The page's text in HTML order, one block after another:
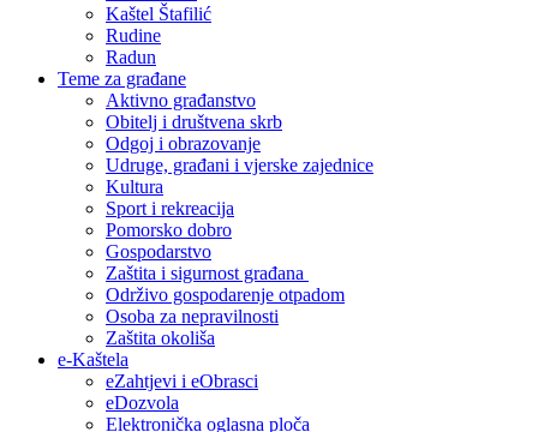
Kaštel Štafilić
Rudine
Radun
Teme za građane
Aktivno građanstvo
Obitelj i društvena skrb
Odgoj i obrazovanje
Udruge, građani i vjerske zajednice
Kultura
Sport i rekreacija
Pomorsko dobro
Gospodarstvo
Zaštita i sigurnost građana
Održivo gospodarenje otpadom
Osoba za nepravilnosti
Zaštita okoliša
e-Kaštela
eZahtjevi i eObrasci
eDozvola
Elektronička oglasna ploča